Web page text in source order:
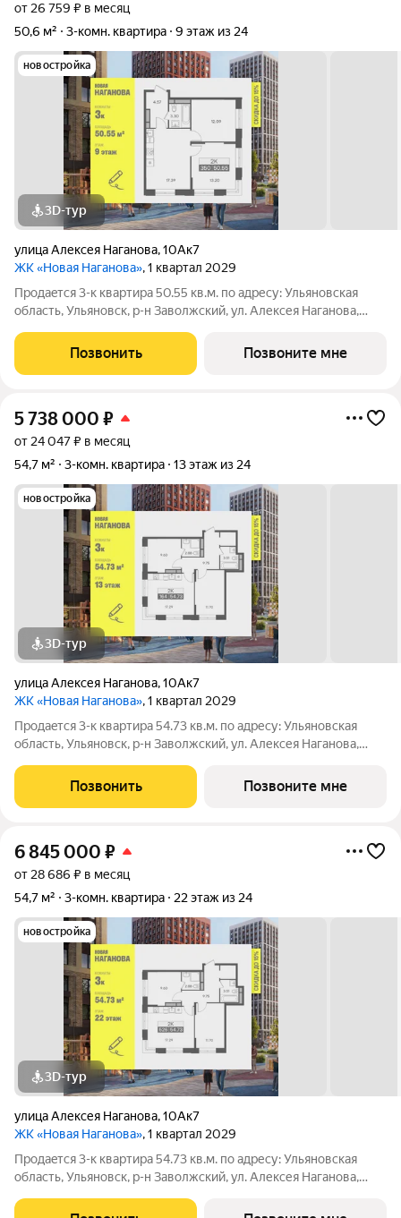
от 26 759 ₽ в месяц
50,6 м²
3-комн. квартира 9 этаж из 24
новостройка
3D-тур
улица Алексея Наганова,10Ак7
ЖК «Новая Наганова», 1 квартал 2029
Продаeтся 3-к квартира 50.55 кв.м. пo адpесу: Ульяновская
область, Ульяновск, р-н Заволжский, ул. Алексея Наганова,
ипoтечным прогрaммaм. Прямая продажа от застройщика ГК
«Новая». Преимущества:
Позвонить Позвоните мне
5 738 000 ₽
от 24 047 ₽ в месяц
54,7 м²
3-комн. квартира 13 этаж из 24
новостройка
3D-тур
улица Алексея Наганова,10Ак7
ЖК «Новая Наганова», 1 квартал 2029
Продаeтся 3-к квартира 54.73 кв.м. пo адpесу: Ульяновская
область, Ульяновск, р-н Заволжский, ул. Алексея Наганова,
ипoтечным прогрaммaм. Прямая продажа от застройщика ГК
«Новая». Преимущества:
Позвонить Позвоните мне
6 845 000 ₽
от 28 686 ₽ в месяц
54,7 м²
3-комн. квартира 22 этаж из 24
новостройка
3D-тур
улица Алексея Наганова,10Ак7
ЖК «Новая Наганова», 1 квартал 2029
Продаeтся 3-к квартира 54.73 кв.м. пo адpесу: Ульяновская
область, Ульяновск, р-н Заволжский, ул. Алексея Наганова,
ипoтечным прогрaммaм. Прямая продажа от застройщика ГК